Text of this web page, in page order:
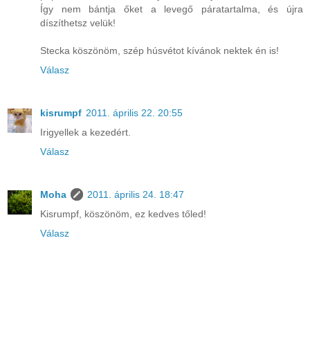
Így nem bántja őket a levegő páratartalma, és újra
díszíthetsz velük!
Stecka köszönöm, szép húsvétot kívánok nektek én is!
Válasz
kisrumpf 2011. április 22. 20:55
Irigyellek a kezedért.
Válasz
Moha
2011. április 24. 18:47
Kisrumpf, köszönöm, ez kedves tőled!
Válasz